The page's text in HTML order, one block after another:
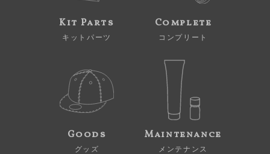
Kit Parts
キットパーツ
Complete
コンプリート
Goods
グッズ
Maintenance
メンテナンス